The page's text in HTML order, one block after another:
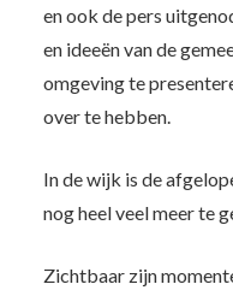
en ook de pers
en ideeën van de
omgeving te
over te hebben.
In de wijk is de
nog heel veel meer te
Zichtbaar zijn